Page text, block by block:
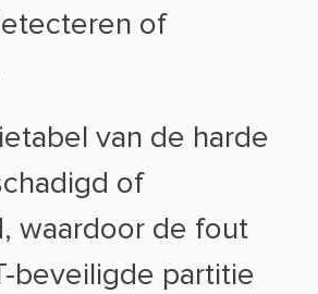
of
van de harde
of
waardoor de fout
beveiligde partitie